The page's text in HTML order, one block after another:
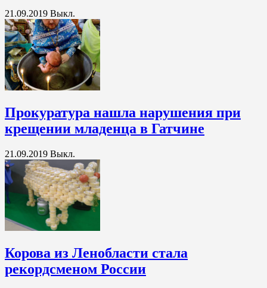
21.09.2019 Выкл.
Прокуратура нашла нарушения при
крещении младенца в Гатчине
21.09.2019 Выкл.
Корова из Ленобласти стала
рекордсменом России